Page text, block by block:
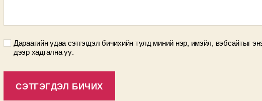
Дараагийн удаа сэтгэгдэл бичихийн тулд миний нэр, имэйл, вэбсайтыг
дээр хадгална уу.